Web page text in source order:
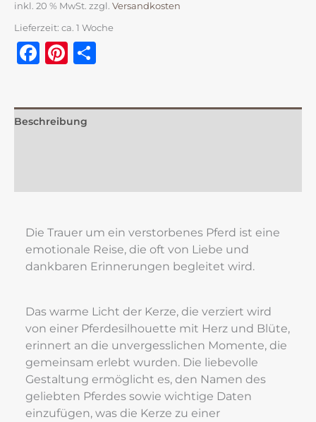
inkl. 20 % MwSt. zzgl. Versandkosten
Lieferzeit: ca. 1 Woche
Facebook
Pinterest
Beschreibung
Die Trauer um ein verstorbenes Pferd ist eine
emotionale Reise, die oft von Liebe und
dankbaren Erinnerungen begleitet wird.
Das warme Licht der Kerze, die verziert wird
von einer Pferdesilhouette mit Herz und Blüte,
erinnert an die unvergesslichen Momente, die
gemeinsam erlebt wurden. Die liebevolle
Gestaltung ermöglicht es, den Namen des
geliebten Pferdes sowie wichtige Daten
einzufügen, was die Kerze zu einer